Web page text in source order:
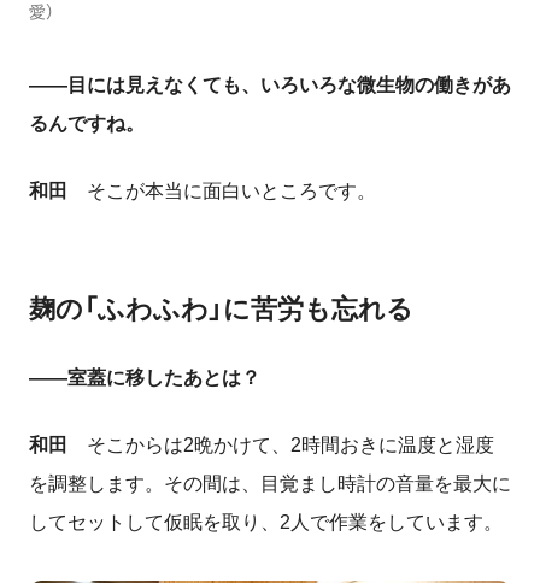
愛）
――目には見えなくても、いろいろな微生物の働きがあ
るんですね。
和田 そこが本当に面白いところです。
麹の「ふわふわ」に苦労も忘れる
――室蓋に移したあとは？
和田 そこからは2晩かけて、 2時間おきに温度と湿度
を調整します。その間は、目覚まし時計の音量を最大に
してセットして仮眠を取り、 2 人で作業をしています。